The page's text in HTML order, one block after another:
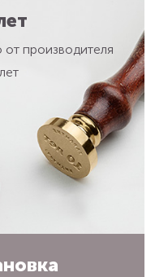
производителя